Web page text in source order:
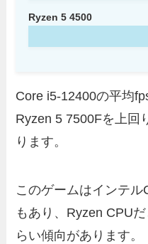
Ryzen 5 4500
Core i5-12400の平均
Ryzen 5 7500Fを上回
ります。
このゲームはインテル
もあり、Ryzen CPU
らい傾向があります。